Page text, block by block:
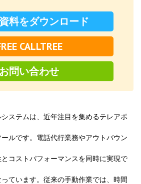
料をダウンロード
CALLTREE
お問い合わせ
ステムは、近年注目を集めるテレアポ
ルです。電話代行業務やアウトバウン
コストパフォーマンスを同時に実現で
ています。従来の手動作業では、時間